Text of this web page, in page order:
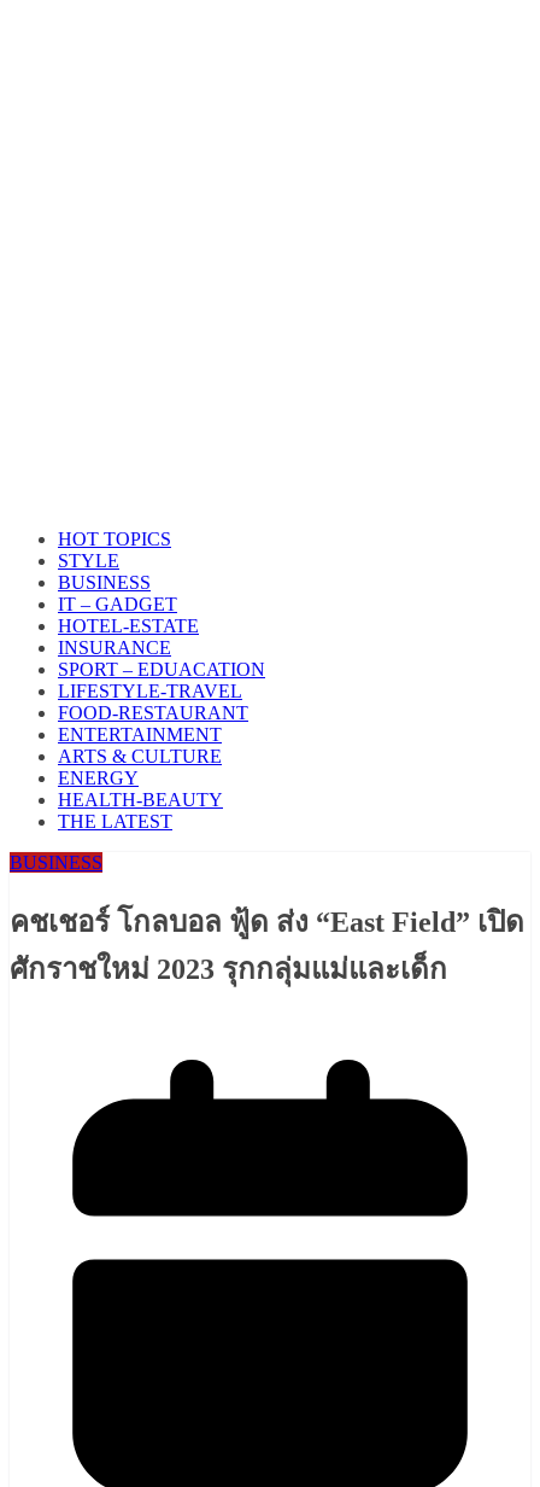
HOT TOPICS
STYLE
BUSINESS
IT – GADGET
HOTEL-ESTATE
INSURANCE
SPORT – EDUACATION
LIFESTYLE​-TRAVEL​
FOOD-RESTAURANT
ENTERTAINMENT
ARTS & CULTURE
ENERGY
HEALTH​-BEAUTY
THE LATEST
BUSINESS
คชเชอร์ โกลบอล ฟู้ด ส่ง “East Field” เปิด
ศักราชใหม่ 2023 รุกกลุ่มแม่และเด็ก